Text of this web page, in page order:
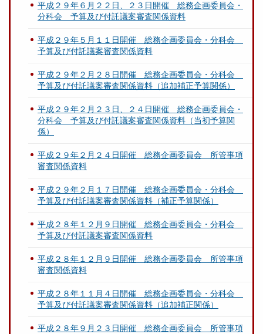
平成２９年６月２２日、２３日開催 総務企画委員会・
分科会 予算及び付託議案審査関係資料
平成２９年５月１１日開催 総務企画委員会・分科会
予算及び付託議案審査関係資料
平成２９年２月２８日開催 総務企画委員会・分科会
予算及び付託議案審査関係資料（追加補正予算関係）
平成２９年２月２３日、２４日開催 総務企画委員会・
分科会 予算及び付託議案審査関係資料（当初予算関
係）
平成２９年２月２４日開催 総務企画委員会 所管事項
審査関係資料
平成２９年２月１７日開催 総務企画委員会・分科会
予算及び付託議案審査関係資料（補正予算関係）
平成２８年１２月９日開催 総務企画委員会・分科会
予算及び付託議案審査関係資料
平成２８年１２月９日開催 総務企画委員会 所管事項
審査関係資料
平成２８年１１月４日開催 総務企画委員会・分科会
予算及び付託議案審査関係資料（追加補正関係）
平成２８年９月２３日開催 総務企画委員会 所管事項